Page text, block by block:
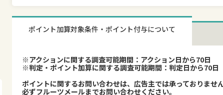
ポイント加算対象条件・ポイント付与について
※アクションに関する調査可能期間：アクション日から70日
※判定・ポイント加算に関する調査可能期間：判定日から70日
ポイントに関するお問い合わせは、広告主では承っておりません
必ずフルーツメールまでお問い合わせください。